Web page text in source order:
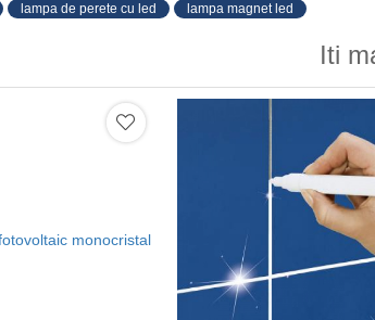
lampa de perete cu led lampa magnet led
Iti